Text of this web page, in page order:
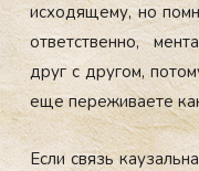
ис­хо­дяще­му, но
от­ветс­твен­но,
друг с дру­гом,
еще пе­режи­ва­ете
Ес­ли связь